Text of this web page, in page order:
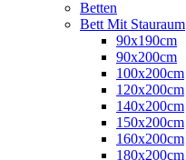
Betten
Bett Mit Stauraum
90x190cm
90x200cm
100x200cm
120x200cm
140x200cm
150x200cm
160x200cm
180x200cm